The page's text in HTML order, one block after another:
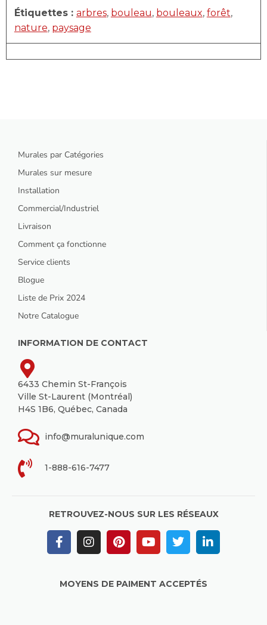
Étiquettes : arbres, bouleau, bouleaux, forêt,
nature, paysage
Murales par Catégories
Murales sur mesure
Installation
Commercial/Industriel
Livraison
Comment ça fonctionne
Service clients
Blogue
Liste de Prix 2024
Notre Catalogue
INFORMATION DE CONTACT
6433 Chemin St-François
Ville St-Laurent (Montréal)
H4S 1B6, Québec, Canada
info@muralunique.com
1-888-616-7477
RETROUVEZ-NOUS SUR LES RÉSEAUX
MOYENS DE PAIMENT ACCEPTÉS